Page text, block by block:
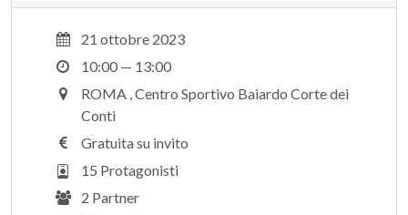
21 ottobre 2023
10:00 — 13:00
ROMA , Centro Sportivo Baiardo Corte dei
Conti
Gratuita su invito
15 Protagonisti
2 Partner